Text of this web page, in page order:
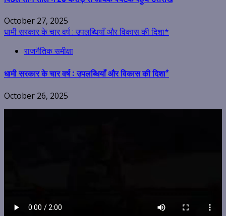
October 27, 2025
धामी सरकार के चार वर्ष : उपलब्धियाँ और विकास की दिशा*
राजनैतिक समीक्षा
धामी सरकार के चार वर्ष : उपलब्धियाँ और विकास की दिशा*
October 26, 2025